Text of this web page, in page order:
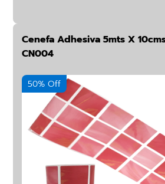
Cenefa Adhesiva 5mts X
CN004
50% Off